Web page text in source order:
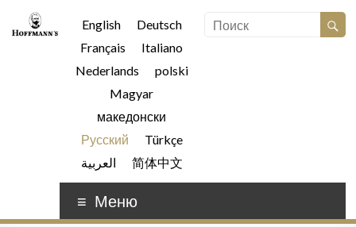
English
Deutsch
Français
Italiano
Nederlands
polski
Magyar
македонски
Русский
Türkçe
العربية
简体中文
Меню